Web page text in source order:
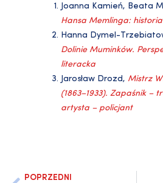
Joanna Kamień, Beata
Hansa Memlinga:
Hanna Dymel-
Dolinie Muminków.
literacka
Jarosław Drozd, Mistrz
(1863–1933). Zapaśnik –
artysta – policjant
POPRZEDNI